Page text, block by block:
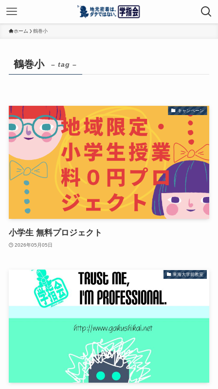
ホーム 鶴巻小
鶴巻小 – tag –
キャンペーン
小学生 無料プロジェクト
2026年05月05日
東海大学前教室